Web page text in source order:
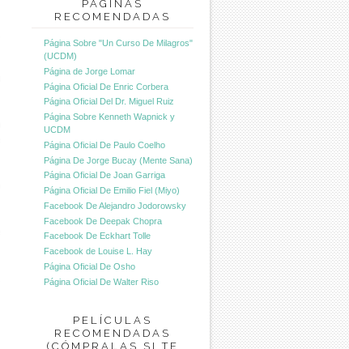
PÁGINAS
RECOMENDADAS
Página Sobre "Un Curso De Milagros"
(UCDM)
Página de Jorge Lomar
Página Oficial De Enric Corbera
Página Oficial Del Dr. Miguel Ruiz
Página Sobre Kenneth Wapnick y
UCDM
Página Oficial De Paulo Coelho
Página De Jorge Bucay (Mente Sana)
Página Oficial De Joan Garriga
Página Oficial De Emilio Fiel (Miyo)
Facebook De Alejandro Jodorowsky
Facebook De Deepak Chopra
Facebook De Eckhart Tolle
Facebook de Louise L. Hay
Página Oficial De Osho
Página Oficial De Walter Riso
PELÍCULAS
RECOMENDADAS
(CÓMPRALAS SI TE